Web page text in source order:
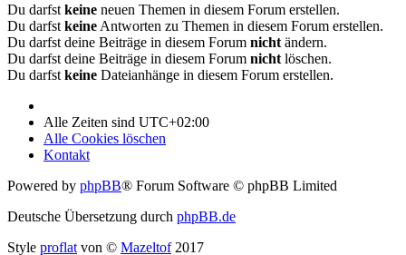
Du darfst keine neuen Themen in diesem Forum erstellen.
Du darfst keine Antworten zu Themen in diesem Forum erstellen.
Du darfst deine Beiträge in diesem Forum nicht ändern.
Du darfst deine Beiträge in diesem Forum nicht löschen.
Du darfst keine Dateianhänge in diesem Forum erstellen.
Alle Zeiten sind UTC+02:00
Alle Cookies löschen
Kontakt
Powered by phpBB® Forum Software © phpBB Limited
Deutsche Übersetzung durch phpBB.de
Style proflat von © Mazeltof2017